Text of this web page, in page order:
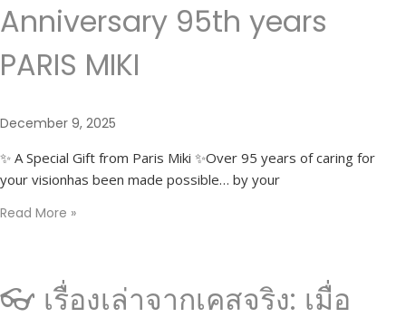
Anniversary 95th years
PARIS MIKI
December 9, 2025
✨ A Special Gift from Paris Miki ✨Over 95 years of caring for
your visionhas been made possible… by your
Read More »
👓 เรื่องเล่าจากเคสจริง: เมื่อ